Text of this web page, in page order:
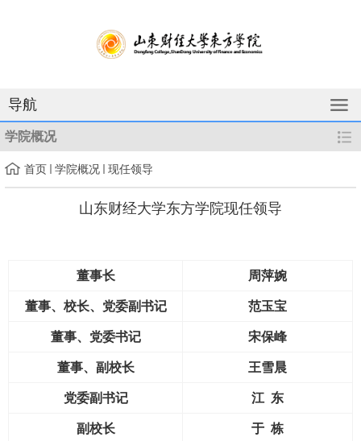
导航
学院概况
首页 学院概况 现任领导
山东财经大学东方学院现任领导
董事长 周萍婉
董事、校长、党委副书记 范玉宝
董事、 党委书记 宋保峰
董事、副校长 王雪晨
党委副书记 江 东
副校长 于 栋